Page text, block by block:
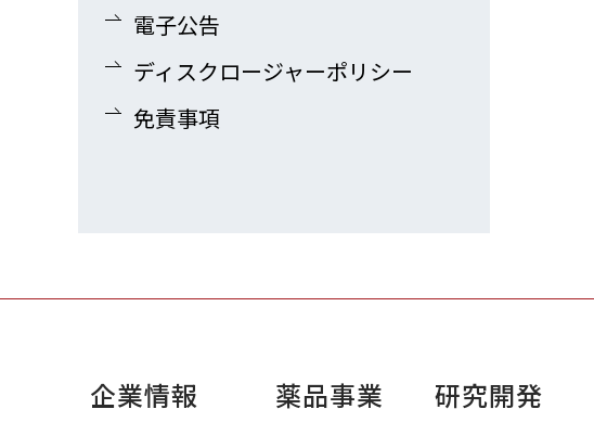
電子公告
ディスクロージャーポリシー
免責事項
企業情報 薬品事業 研究開発